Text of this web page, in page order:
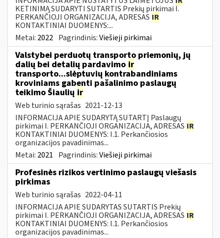
KETINIMĄ SUDARYTI SUTARTIS Prekių pirkimai I.
PERKANČIOJI ORGANIZACIJA, ADRESAS IR
KONTAKTINIAI DUOMENYS:...
Metai: 2022 Pagrindinis:Viešieji pirkimai
Valstybei perduotų transporto priemonių, jų
dalių bei detalių pardavimo ir
transporto...slėptuvių kontrabandiniams
kroviniams gabenti pašalinimo paslaugų
teikimo Šiaulių ir
Web turinio sąrašas 2021-12-13
INFORMACIJA APIE SUDARYTĄ SUTARTĮ Paslaugų
pirkimai I. PERKANČIOJI ORGANIZACIJA, ADRESAS IR
KONTAKTINIAI DUOMENYS: I.1. Perkančiosios
organizacijos pavadinimas...
Metai: 2021 Pagrindinis:Viešieji pirkimai
Profesinės rizikos vertinimo paslaugų viešasis
pirkimas
Web turinio sąrašas 2022-04-11
INFORMACIJA APIE SUDARYTAS SUTARTIS Prekių
pirkimai I. PERKANČIOJI ORGANIZACIJA, ADRESAS IR
KONTAKTINIAI DUOMENYS: I.1. Perkančiosios
organizacijos pavadinimas...